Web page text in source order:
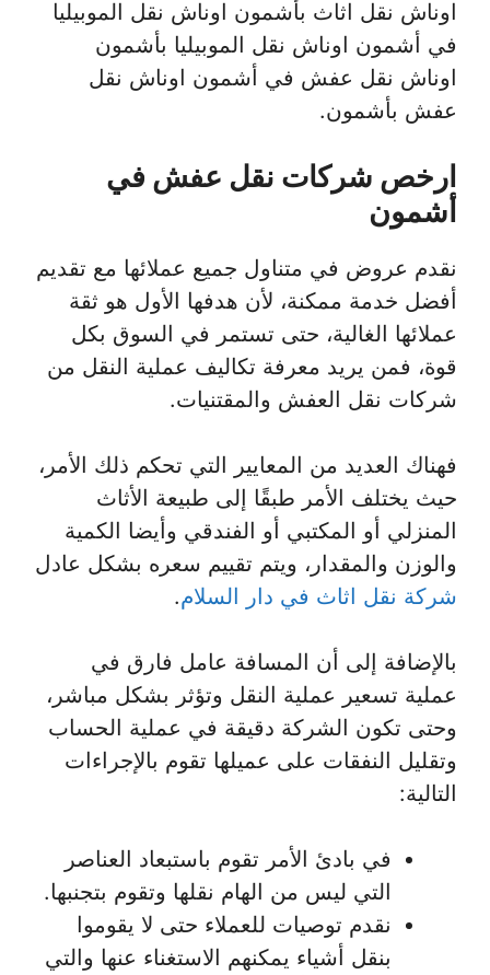
اوناش نقل اثاث بأشمون اوناش نقل الموبيليا
في أشمون اوناش نقل الموبيليا بأشمون
اوناش نقل عفش في أشمون اوناش نقل
عفش بأشمون.
ارخص شركات نقل عفش في
أشمون
نقدم عروض في متناول جميع عملائها مع تقديم
أفضل خدمة ممكنة، لأن هدفها الأول هو ثقة
عملائها الغالية، حتى تستمر في السوق بكل
قوة، فمن يريد معرفة تكاليف عملية النقل من
شركات نقل العفش والمقتنيات.
فهناك العديد من المعايير التي تحكم ذلك الأمر،
حيث يختلف الأمر طبقًا إلى طبيعة الأثاث
المنزلي أو المكتبي أو الفندقي وأيضا الكمية
والوزن والمقدار، ويتم تقييم سعره بشكل عادل
شركة نقل اثاث في دار السلام.
بالإضافة إلى أن المسافة عامل فارق في
عملية تسعير عملية النقل وتؤثر بشكل مباشر،
وحتى تكون الشركة دقيقة في عملية الحساب
وتقليل النفقات على عميلها تقوم بالإجراءات
التالية:
في بادئ الأمر تقوم باستبعاد العناصر
التي ليس من الهام نقلها وتقوم بتجنبها.
نقدم توصيات للعملاء حتى لا يقوموا
بنقل أشياء يمكنهم الاستغناء عنها والتي